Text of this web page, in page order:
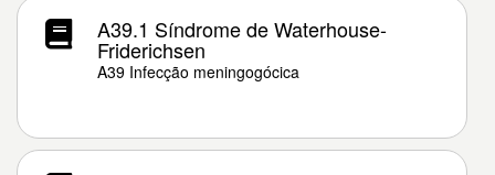
A39.1 Síndrome de Waterhouse-
Friderichsen
A39 Infecção meningogócica